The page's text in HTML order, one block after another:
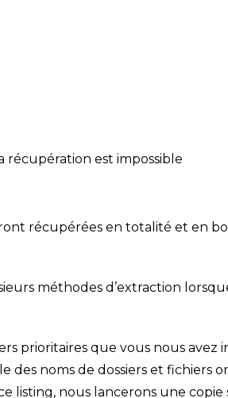
récupération est impossible
récupérées en totalité et en
méthodes d’extraction
prioritaires que vous nous avez
noms de dossiers et fichiers
listing, nous lancerons une